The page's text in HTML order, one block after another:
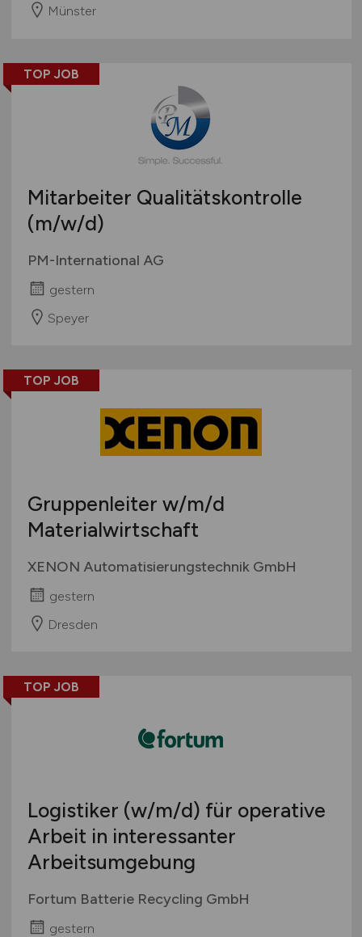
Münster
TOP JOB
Mitarbeiter Qualitätskontrolle
(m/w/d)
PM-International AG
gestern
Speyer
TOP JOB
Gruppenleiter w/m/d
Materialwirtschaft
XENON Automatisierungstechnik GmbH
gestern
Dresden
TOP JOB
Logistiker (w/m/d) für operative
Arbeit in interessanter
Arbeitsumgebung
Fortum Batterie Recycling GmbH
gestern